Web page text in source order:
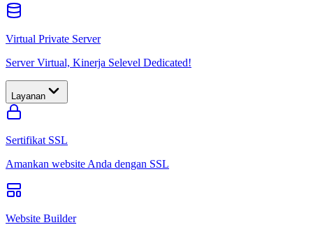
Virtual Private Server
Server Virtual, Kinerja Selevel Dedicated!
Layanan
Sertifikat SSL
Amankan website Anda dengan SSL
Website Builder